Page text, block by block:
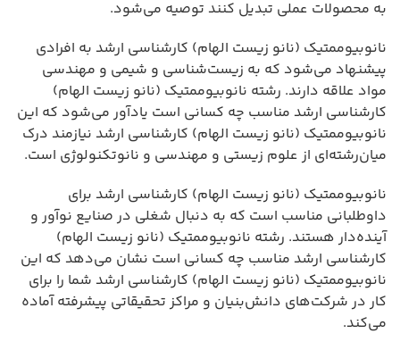
به محصولات عملی تبدیل کنند توصیه می‌شود.
نانوبیوممتیک (نانو زیست الهام) کارشناسی ارشد به افرادی
پیشنهاد می‌شود که به زیست‌شناسی و شیمی و مهندسی
مواد علاقه دارند. رشته نانوبیوممتیک (نانو زیست الهام)
کارشناسی ارشد مناسب چه کسانی است یادآور می‌شود که این
نانوبیوممتیک (نانو زیست الهام) کارشناسی ارشد نیازمند درک
میان‌رشته‌ای از علوم زیستی و مهندسی و نانوتکنولوژی است.
نانوبیوممتیک (نانو زیست الهام) کارشناسی ارشد برای
داوطلبانی مناسب است که به دنبال شغلی در صنایع نوآور و
آینده‌دار هستند. رشته نانوبیوممتیک (نانو زیست الهام)
کارشناسی ارشد مناسب چه کسانی است نشان می‌دهد که این
نانوبیوممتیک (نانو زیست الهام) کارشناسی ارشد شما را برای
کار در شرکت‌های دانش‌بنیان و مراکز تحقیقاتی پیشرفته آماده
می‌کند.